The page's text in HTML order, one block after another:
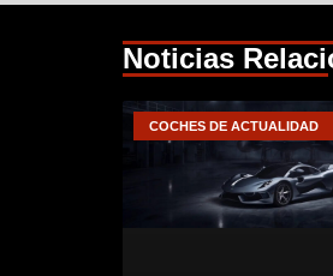
Noticias
COCHES DE ACTUALIDAD